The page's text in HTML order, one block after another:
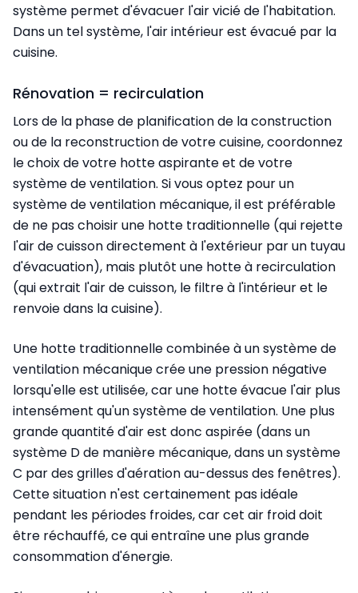
système permet d'évacuer l'air vicié de l'habitation.
Dans un tel système, l'air intérieur est évacué par la
cuisine.
Rénovation = recirculation
Lors de la phase de planification de la construction
ou de la reconstruction de votre cuisine, coordonnez
le choix de votre hotte aspirante et de votre
système de ventilation. Si vous optez pour un
système de ventilation mécanique, il est préférable
de ne pas choisir une hotte traditionnelle (qui rejette
l'air de cuisson directement à l'extérieur par un tuyau
d'évacuation), mais plutôt une hotte à recirculation
(qui extrait l'air de cuisson, le filtre à l'intérieur et le
renvoie dans la cuisine).
Une hotte traditionnelle combinée à un système de
ventilation mécanique crée une pression négative
lorsqu'elle est utilisée, car une hotte évacue l'air plus
intensément qu'un système de ventilation. Une plus
grande quantité d'air est donc aspirée (dans un
système D de manière mécanique, dans un système
C par des grilles d'aération au-dessus des fenêtres).
Cette situation n'est certainement pas idéale
pendant les périodes froides, car cet air froid doit
être réchauffé, ce qui entraîne une plus grande
consommation d'énergie.